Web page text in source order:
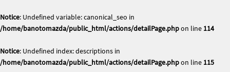
Notice: Undefined variable: canonical_seo in
/home/banotomazda/public_html/actions/detailPage.phpon line 114
Notice: Undefined index: descriptions in
/home/banotomazda/public_html/actions/detailPage.phpon line 115